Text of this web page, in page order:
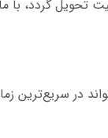
تحویل گردد، با
در سریع‌ترین